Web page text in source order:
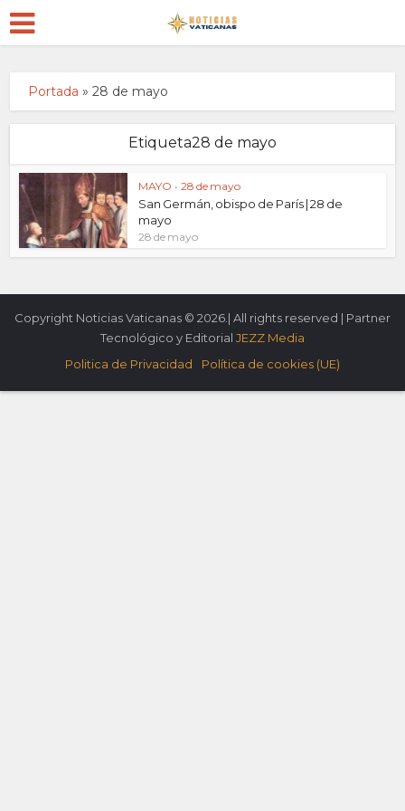
Portada »28 de mayo
Etiqueta28 de mayo
MAYO • 28 de mayo
San Germán, obispo de París | 28 de
mayo
28 de mayo
Copyright Noticias Vaticanas © 2026.| All rights reserved | Partner
Tecnológico y Editorial JEZZ Media
Politica de Privacidad
Política de cookies (UE)